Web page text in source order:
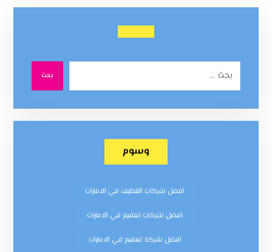
بحث
وسوم
افضل شركات التنظيف في الامارات
افضل شركات تعقيم في الامارات
افضل شركة تعقيم في الامارات